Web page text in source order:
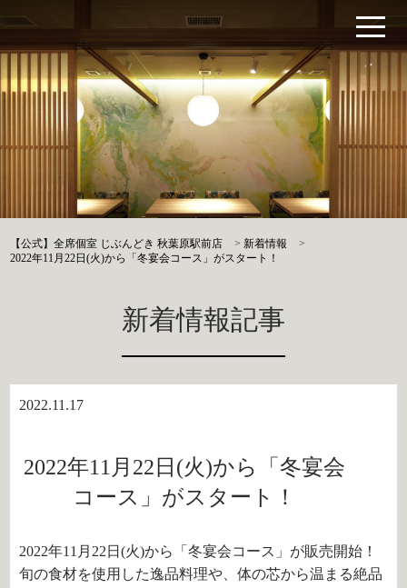
【公式】全席個室 じぶんどき 秋葉原駅前店 >新着情報
>
2022年11月22日(火)から「冬宴会コース」がスタート！
新着情報記事
2022.11.17
2022年11月22日(火)から「冬宴会
コース」がスタート！
2022年11月22日(火)から「冬宴会コース」が販売開始！
旬の食材を使用した逸品料理や、体の芯から温まる絶品